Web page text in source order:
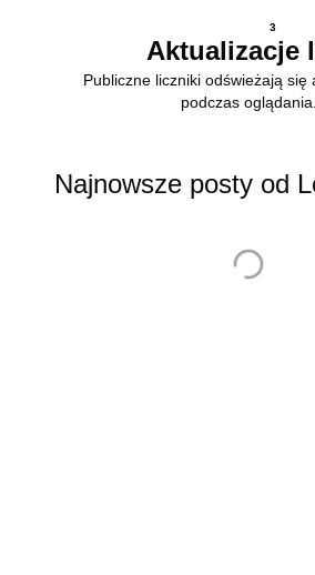
3
Aktualizacje
Publiczne liczniki odświeżają się
podczas oglądania.
Najnowsze posty od